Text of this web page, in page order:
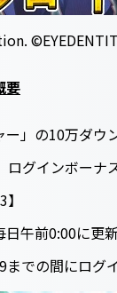
要
ー」の10万ダ
グインボーナ
午前0:00に更新
での間にログ